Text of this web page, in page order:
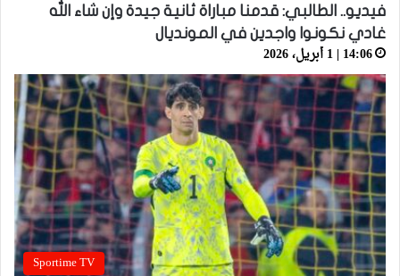
فيديو.. الطالبي: قدمنا مباراة ثانية جيدة وإن شاء الله
غادي نكونوا واجدين في المونديال
14:06 | 1 أبريل، 2026
Sportime TV